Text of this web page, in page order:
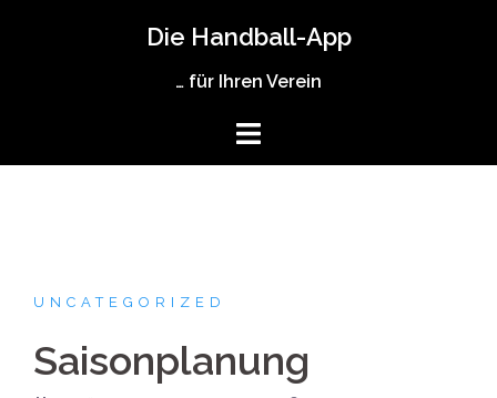
Die Handball-App
… für Ihren Verein
UNCATEGORIZED
Saisonplanung